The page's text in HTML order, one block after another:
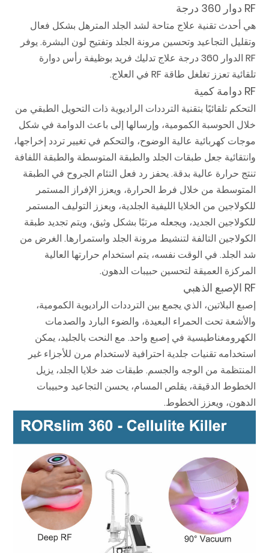
RF دوار 360 درجة
هي أحدث تقنية علاج متاحة لشد الجلد المترهل بشكل فعال
وتقليل التجاعيد وتحسين مرونة الجلد وتفتيح لون البشرة. يوفر
RF الدوار 360 درجة علاج تدليك فريد بوظيفة رأس دوارة
تلقائية تعزز تغلغل طاقة RF في العلاج.
RF دوامة كمية
التحكم تلقائيًا بتقنية الترددات الراديوية ذات التحويل الطبقي من
خلال الحوسبة الكمومية، وإرسالها إلى باعث الدوامة في شكل
موجات كهربائية عالية الوضوح، والتحكم في تغيير تردد إخراجها،
وانتقائية جعل طبقات الجلد والطبقة المتوسطة والطبقة اللفافة
تنتج حرارة عالية بدقة. يحفز رد فعل التئام الجروح في الطبقة
المتوسطة من خلال فرط الحرارة، ويعزز الإفراز المستمر
للكولاجين من الخلايا الليفية الجلدية، ويعزز التوليف المستمر
للكولاجين الجديد، ويجعله مرتبًا بشكل وثيق، ويتم تجديد طبقة
الكولاجين التالفة لتنشيط مرونة الجلد واستمرارها. الغرض من
شد الجلد. في الوقت نفسه، يتم استخدام حرارتها العالية
المركزة العميقة لتحسين حبيبات الدهون.
RF الإصبع الذهبي
إصبع البلاتين، الذي يجمع بين الترددات الراديوية الكمومية،
والأشعة تحت الحمراء البعيدة، والضوء البارد والصدمات
الكهرومغناطيسية في إصبع واحد. مع النحت بالجليد، يمكن
استخدامه تقنيات جلدية احترافية لاستخدام مرن للأجزاء غير
المنتظمة من الوجه والجسم. طبقات ضد خلايا الجلد، يزيل
الخطوط الدقيقة، يقلص المسام، يحسن التجاعيد وحبيبات
الدهون، ويعزز الخطوط.